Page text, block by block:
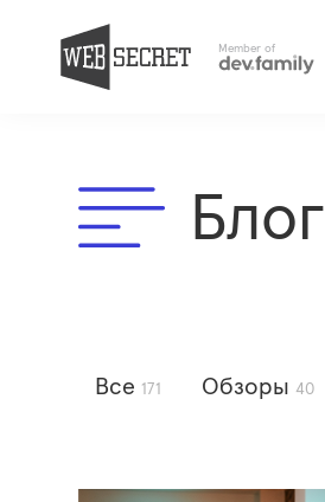
Member of
Блог
Все 171 Обзоры 40